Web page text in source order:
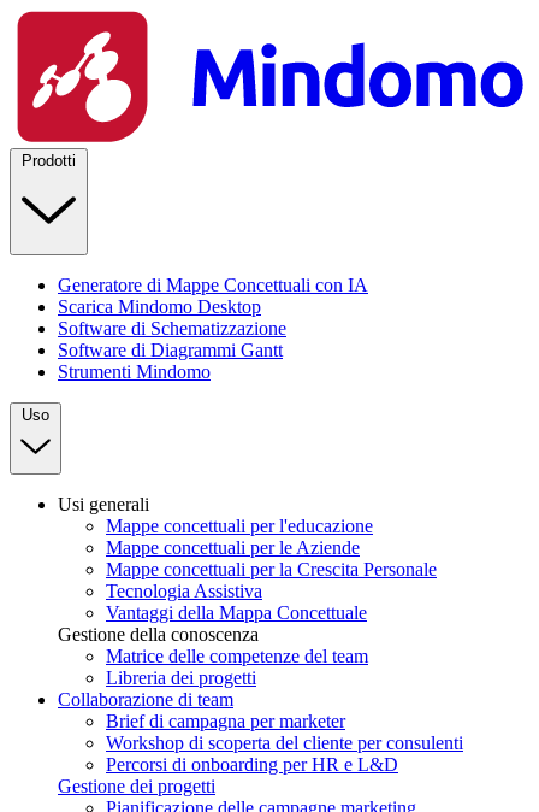
Prodotti
Generatore di Mappe Concettuali con IA
Scarica Mindomo Desktop
Software di Schematizzazione
Software di Diagrammi Gantt
Strumenti Mindomo
Uso
Usi generali
Mappe concettuali per l'educazione
Mappe concettuali per le Aziende
Mappe concettuali per la Crescita Personale
Tecnologia Assistiva
Vantaggi della Mappa Concettuale
Gestione della conoscenza
Matrice delle competenze del team
Libreria dei progetti
Collaborazione di team
Brief di campagna per marketer
Workshop di scoperta del cliente per consulenti
Percorsi di onboarding per HR e L&D
Gestione dei progetti